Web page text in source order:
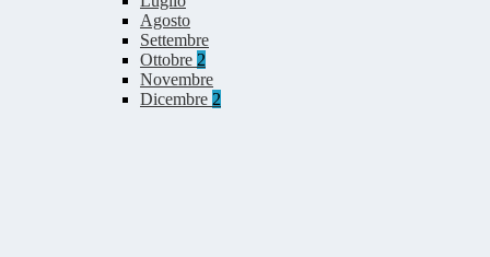
Agosto
Settembre
Ottobre 2
Novembre
Dicembre 2